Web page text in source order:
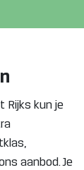
Rijks kun je
aanbod. Je